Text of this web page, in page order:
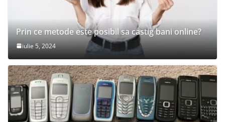
Prin ce metode este posibil sa castig bani online?
iulie 5, 2024